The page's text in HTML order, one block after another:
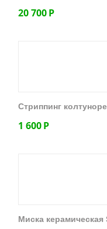
20 700Р
Стриппинг
1 600Р
Миска керамическая